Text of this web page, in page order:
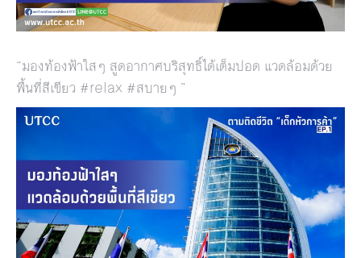
“มองท้องฟ้าใสๆ สูดอากาศบริสุทธิ์ได้เต็มปอด แวดล้อมด้วย
พื้นที่สีเขียว #relax #สบายๆ ”